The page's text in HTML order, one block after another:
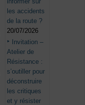
les accidents
de la route ?
20/07/2026
Invitation –
Atelier de
Résistance :
s’outiller pour
déconstruire
les critiques
et y résister